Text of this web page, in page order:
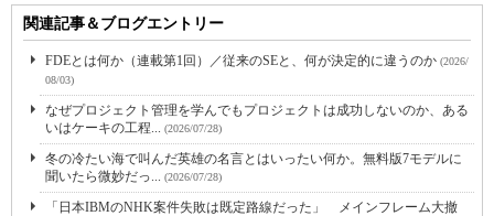
関連記事＆ブログエントリー
FDEとは何か（連載第1回）／従来のSEと、何が決定的に違うのか (2026/
08/03)
なぜプロジェクト管理を学んでもプロジェクトは成功しないのか、ある
いはケーキの工程... (2026/07/28)
冬の冷たい海で叫んだ英雄の名言とはいったい何か。無料版7モデルに
聞いたら微妙だっ... (2026/07/28)
「日本IBMのNHK案件失敗は既定路線だった」 メインフレーム大撤